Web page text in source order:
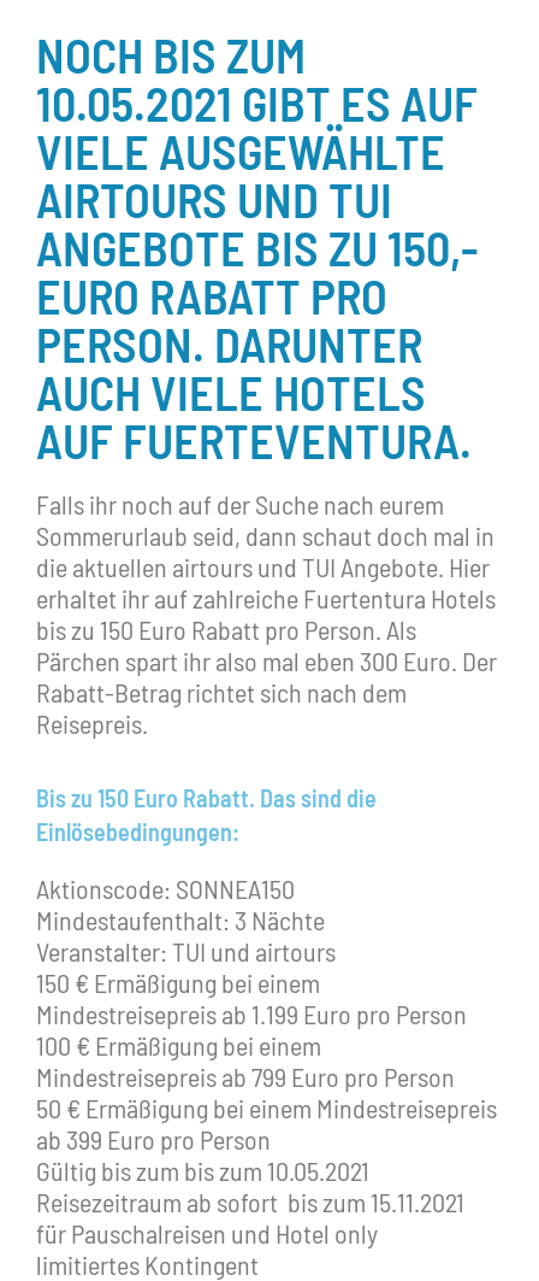
NOCH BIS ZUM
10.05.2021 GIBT ES AUF
VIELE AUSGEWÄHLTE
AIRTOURS UND TUI
ANGEBOTE BIS ZU 150,-
EURO RABATT PRO
PERSON. DARUNTER
AUCH VIELE HOTELS
AUF FUERTEVENTURA.
Falls ihr noch auf der Suche nach eurem
Sommerurlaub seid, dann schaut doch mal in
die aktuellen airtours und TUI Angebote. Hier
erhaltet ihr auf zahlreiche Fuertentura Hotels
bis zu 150 Euro Rabatt pro Person. Als
Pärchen spart ihr also mal eben 300 Euro. Der
Rabatt-Betrag richtet sich nach dem
Reisepreis.
Bis zu 150 Euro Rabatt. Das sind die
Einlösebedingungen:
Aktionscode: SONNEA150
Mindestaufenthalt: 3 Nächte
Veranstalter: TUI und airtours
150 € Ermäßigung bei einem
Mindestreisepreis ab 1.199 Euro pro Person
100 € Ermäßigung bei einem
Mindestreisepreis ab 799 Euro pro Person
50 € Ermäßigung bei einem Mindestreisepreis
ab 399 Euro pro Person
Gültig bis zum bis zum 10.05.2021
Reisezeitraum ab sofort bis zum 15.11.2021
für Pauschalreisen und Hotel only
limitiertes Kontingent